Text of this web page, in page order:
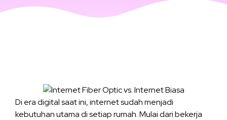
Di era digital saat ini, internet sudah menjadi
kebutuhan utama di setiap rumah. Mulai dari bekerja